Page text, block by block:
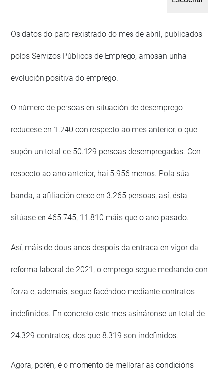
Os datos do paro rexistrado do mes de abril, publicados
polos Servizos Públicos de Emprego, amosan unha
evolución positiva do emprego.
O número de persoas en situación de desemprego
redúcese en 1.240 con respecto ao mes anterior, o que
supón un total de 50.129 persoas desempregadas. Con
respecto ao ano anterior, hai 5.956 menos. Pola súa
banda, a afiliación crece en 3.265 persoas, así, ésta
sitúase en 465.745, 11.810 máis que o ano pasado.
Así, máis de dous anos despois da entrada en vigor da
reforma laboral de 2021, o emprego segue medrando con
forza e, ademais, segue facéndoo mediante contratos
indefinidos. En concreto este mes asináronse un total de
24.329 contratos, dos que 8.319 son indefinidos.
Agora, porén, é o momento de mellorar as condicións